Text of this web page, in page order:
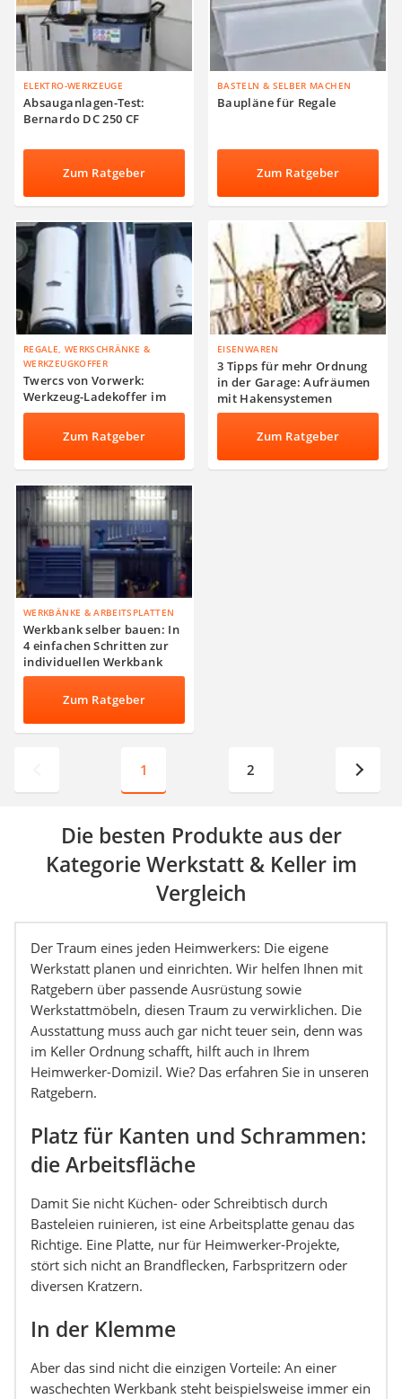
ELEKTRO-WERKZEUGE
Absauganlagen-Test:
Bernardo DC 250 CF
Zum Ratgeber
BASTELN & SELBER MACHEN
Baupläne für Regale
Zum Ratgeber
REGALE, WERKSCHRÄNKE &
WERKZEUGKOFFER
Twercs von Vorwerk:
Werkzeug-Ladekoffer im
Produkttest
Zum Ratgeber
EISENWAREN
3 Tipps für mehr Ordnung
in der Garage: Aufräumen
mit Hakensystemen
Zum Ratgeber
WERKBÄNKE & ARBEITSPLATTEN
Werkbank selber bauen: In
4 einfachen Schritten zur
individuellen Werkbank
aus Holz
Zum Ratgeber
1 2
Die besten Produkte aus der
Kategorie Werkstatt & Keller im
Vergleich
Der Traum eines jeden Heimwerkers: Die eigene
Werkstatt planen und einrichten. Wir helfen Ihnen mit
Ratgebern über passende Ausrüstung sowie
Werkstattmöbeln, diesen Traum zu verwirklichen. Die
Ausstattung muss auch gar nicht teuer sein, denn was
im Keller Ordnung schafft, hilft auch in Ihrem
Heimwerker-Domizil. Wie? Das erfahren Sie in unseren
Ratgebern.
Platz für Kanten und Schrammen:
die Arbeitsfläche
Damit Sie nicht Küchen- oder Schreibtisch durch
Basteleien ruinieren, ist eine Arbeitsplatte genau das
Richtige. Eine Platte, nur für Heimwerker-Projekte,
stört sich nicht an Brandflecken, Farbspritzern oder
diversen Kratzern.
In der Klemme
Aber das sind nicht die einzigen Vorteile: An einer
waschechten Werkbank steht beispielsweise immer ein